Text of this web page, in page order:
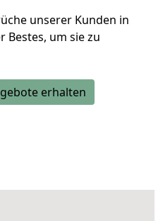
unserer Kunden in
Bestes, um sie zu
erhalten